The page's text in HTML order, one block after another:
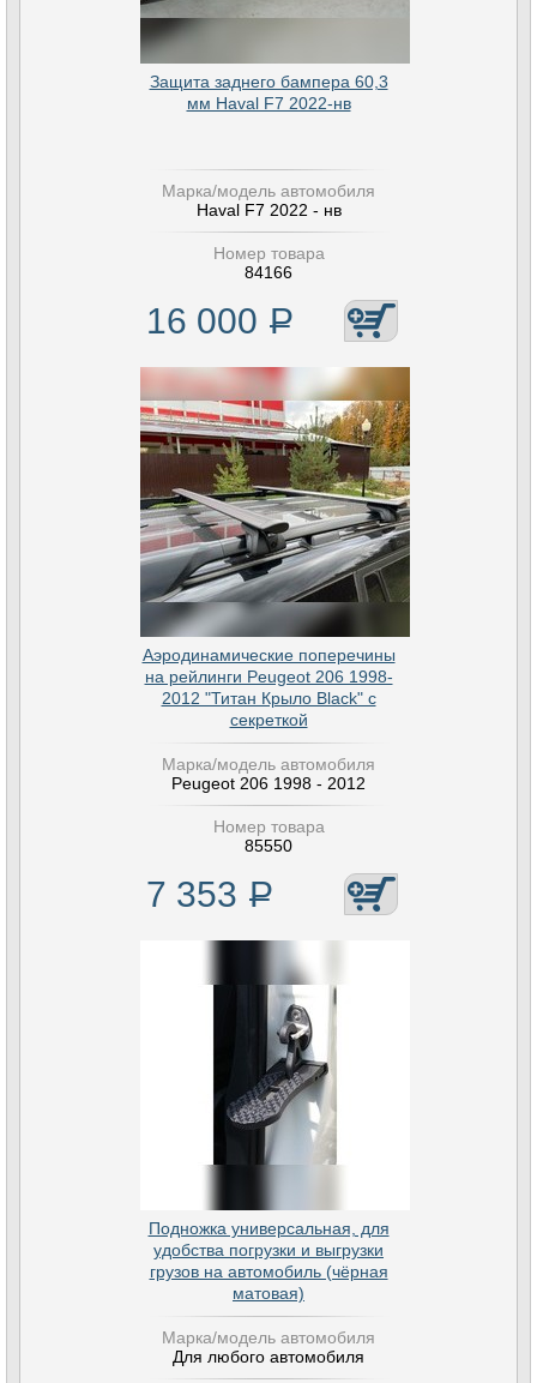
Защита заднего бампера 60,3
мм Haval F7 2022-нв
Марка/модель автомобиля
Haval F7 2022 - нв
Номер товара
84166
16 000 Р
Аэродинамические поперечины
на рейлинги Peugeot 206 1998-
2012 "Титан Крыло Black" с
секреткой
Марка/модель автомобиля
Peugeot 206 1998 - 2012
Номер товара
85550
7 353 Р
Подножка универсальная, для
удобства погрузки и выгрузки
грузов на автомобиль (чёрная
матовая)
Марка/модель автомобиля
Для любого автомобиля